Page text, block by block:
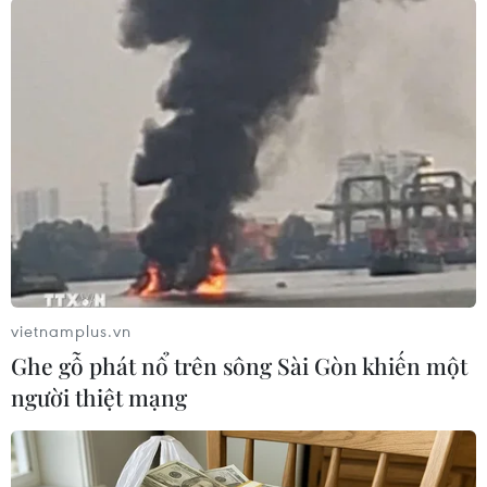
dự thi tốt nghiệp THPT
Nhắn gửi tới hơn một triệu thí sinh
tham gia Kỳ thi tốt nghiệp Trung
học phổ thông năm 2024, Bộ
trưởng Nguyễn Kim Sơn mong
các em bình tĩnh, tự tin, thể hiện
được mình một cách tốt nhất.
(TTXVN/Vietnam+)
vietnamplus.vn
Ghe gỗ phát nổ trên sông Sài Gòn khiến một
người thiệt mạng